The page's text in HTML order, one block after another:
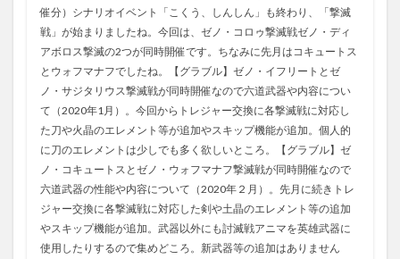
催分）シナリオイベント「こくう、しんしん」も終わり、「撃滅
戦」が始まりましたね。今回は、ゼノ・コロゥ撃滅戦ゼノ・ディ
アボロス撃滅の2つが同時開催です。ちなみに先月はコキュートス
とウォフマナフでしたね。【グラブル】ゼノ・イフリートとゼ
ノ・サジタリウス撃滅戦が同時開催なので六道武器や内容につい
て（2020年1月）。今回からトレジャー交換に各撃滅戦に対応し
た刀や火晶のエレメント等が追加やスキップ機能が追加。個人的
に刀のエレメントは少しでも多く欲しいところ。【グラブル】ゼ
ノ・コキュートスとゼノ・ウォフマナフ撃滅戦が同時開催なので
六道武器の性能や内容について（2020年２月）。先月に続きトレ
ジャー交換に各撃滅戦に対応した剣や土晶のエレメント等の追加
やスキップ機能が追加。武器以外にも討滅戦アニマを英雄武器に
使用したりするので集めどころ。新武器等の追加はありません